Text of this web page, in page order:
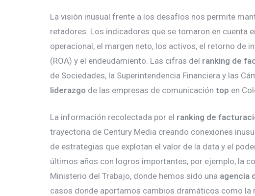
La visión inusual frente a los desafíos nos permite
retadores. Los indicadores que se tomaron en cuenta
operacional, el margen neto, los activos, el retorno de
(ROA) y el endeudamiento. Las cifras del ranking de
de Sociedades, la Superintendencia Financiera y las
liderazgo de las empresas de comunicación top en
La información recolectada por el ranking de
trayectoria de Century Media creando conexiones
de estrategias que explotan el valor de la data y el
últimos años con logros importantes, por ejemplo, la
Ministerio del Trabajo, donde hemos sido una agencia
casos donde aportamos cambios dramáticos como la